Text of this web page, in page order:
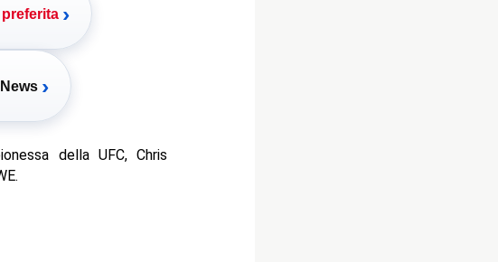
›
›
della UFC, Chris